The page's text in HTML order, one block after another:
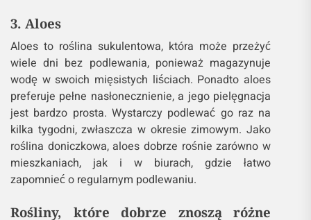
3. Aloes
Aloes to roślina sukulentowa, która może przeżyć
wiele dni bez podlewania, ponieważ magazynuje
wodę w swoich mięsistych liściach. Ponadto aloes
preferuje pełne nasłonecznienie, a jego pielęgnacja
jest bardzo prosta. Wystarczy podlewać go raz na
kilka tygodni, zwłaszcza w okresie zimowym. Jako
roślina doniczkowa, aloes dobrze rośnie zarówno w
mieszkaniach, jak i w biurach, gdzie łatwo
zapomnieć o regularnym podlewaniu.
Rośliny, które dobrze znoszą różne